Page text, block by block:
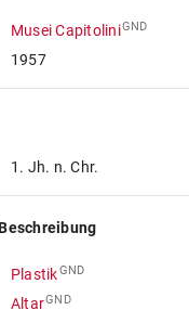
Musei CapitoliniGND
1957
1. Jh. n. Chr.
PlastikGND
AltarGND